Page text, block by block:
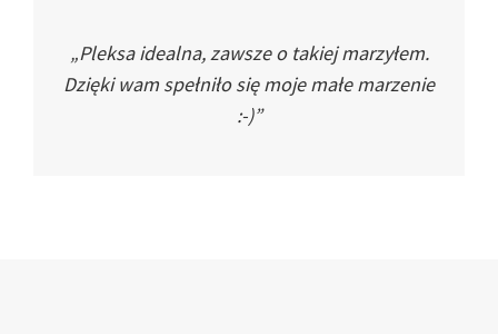
„Pleksa idealna, zawsze o takiej marzyłem.
Dzięki wam spełniło się moje małe marzenie
:-)”